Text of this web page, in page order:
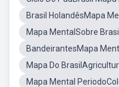
Brasil HolandêsMapa
Mapa MentalSobre
BandeirantesMapa
Mapa Do
Mapa Mental